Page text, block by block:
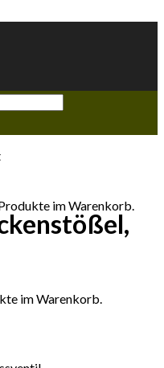
im Warenkorb.
im Warenkorb.